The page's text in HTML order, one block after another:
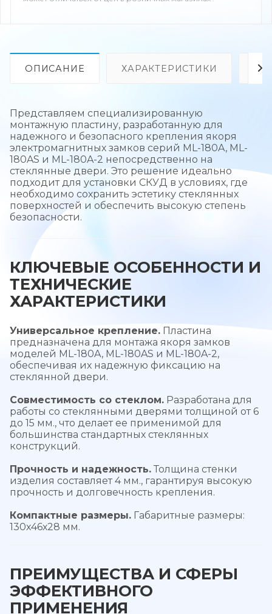
ОПИСАНИЕ ХАРАКТЕРИСТИКИ
Представляем специализированную
монтажную пластину, разработанную для
надежного и безопасного крепления якоря
электромагнитных замков серий ML-180A, ML-
180AS и ML-180A-2 непосредственно на
стеклянные двери. Это решение идеально
подходит для установки СКУД в условиях, где
необходимо сохранить эстетику стеклянных
поверхностей и обеспечить высокую степень
безопасности.
КЛЮЧЕВЫЕ ОСОБЕННОСТИ И
ТЕХНИЧЕСКИЕ
ХАРАКТЕРИСТИКИ
Универсальное крепление. Пластина
предназначена для монтажа якоря замков
моделей ML-180A, ML-180AS и ML-180A-2,
обеспечивая их надежную фиксацию на
стеклянной двери.
Совместимость со стеклом. Разработана для
работы со стеклянными дверями толщиной от 6
до 15 мм., что делает ее применимой для
большинства стандартных стеклянных
конструкций.
Прочность и надежность. Толщина стенки
изделия составляет 4 мм., гарантируя высокую
прочность и долговечность крепления.
Компактные размеры. Габаритные размеры:
130х46х28 мм.
ПРЕИМУЩЕСТВА И СФЕРЫ
ЭФФЕКТИВНОГО
ПРИМЕНЕНИЯ